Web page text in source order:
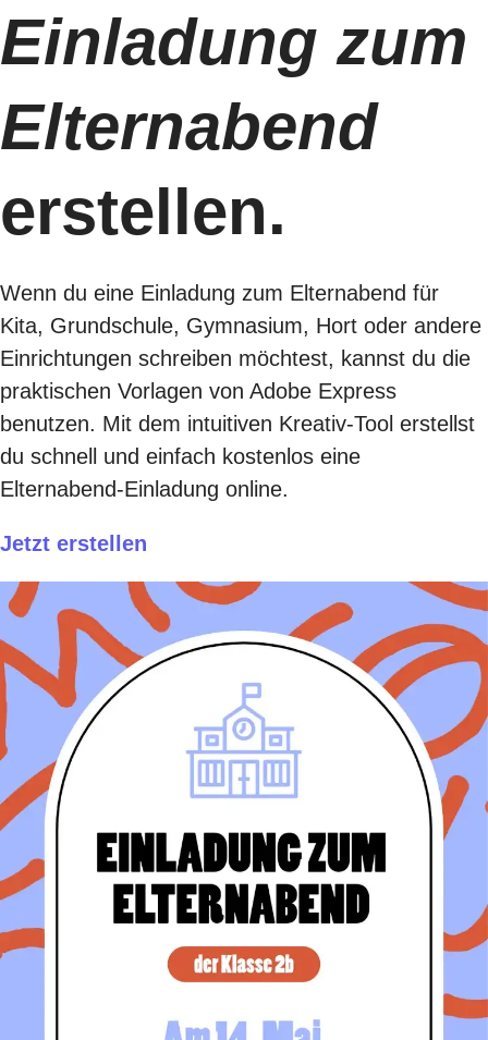
Einladung zum
Elternabend
erstellen.
Wenn du eine Einladung zum Elternabend für
Kita, Grundschule, Gymnasium, Hort oder andere
Einrichtungen schreiben möchtest, kannst du die
praktischen Vorlagen von Adobe Express
benutzen. Mit dem intuitiven Kreativ-Tool erstellst
du schnell und einfach kostenlos eine
Elternabend-Einladung online.
Jetzt erstellen